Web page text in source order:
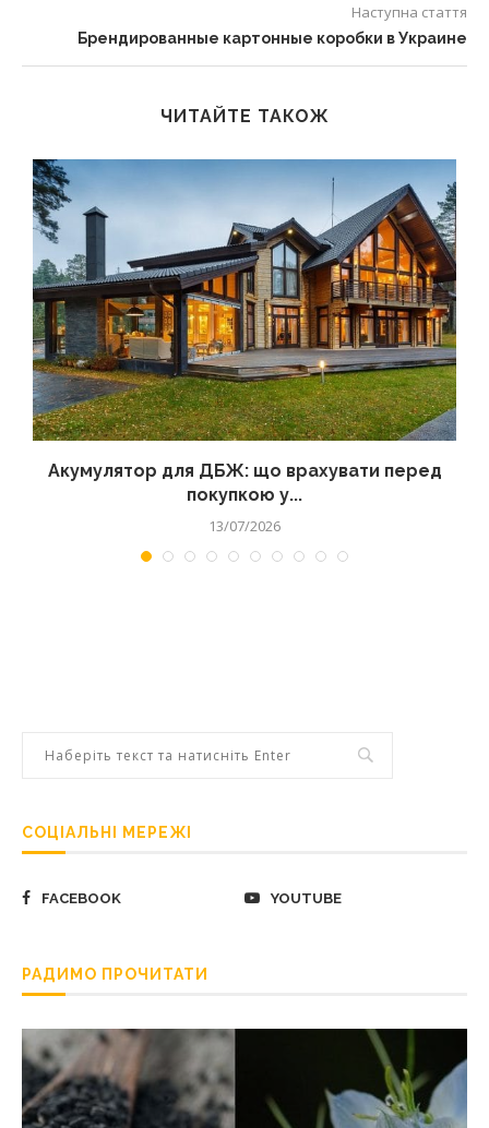
Наступна стаття
Брендированные картонные коробки в Украине
ЧИТАЙТЕ ТАКОЖ
Акумулятор для ДБЖ: що врахувати перед
покупкою у...
13/07/2026
СОЦІАЛЬНІ МЕРЕЖІ
FACEBOOK YOUTUBE
РАДИМО ПРОЧИТАТИ